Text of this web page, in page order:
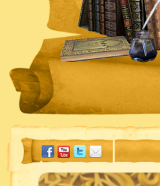
المكتبة المرئية